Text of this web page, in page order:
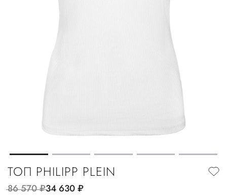
ТОП PHILIPP PLEIN
86 570руб.34 630руб.